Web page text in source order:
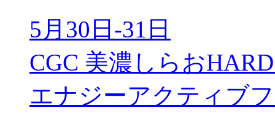
5月30日-31日
CGC 美濃しらお
エナジーアクティブ